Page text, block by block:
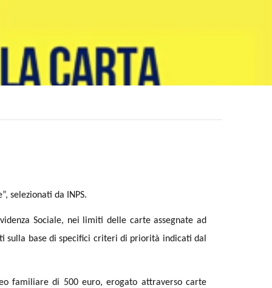
selezionati da INPS.
Sociale, nei limiti delle carte assegnate ad
sulla base di specifici criteri di priorità indicati dal
familiare di 500 euro, erogato attraverso carte